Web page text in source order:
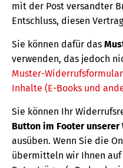
mit der Post versandter
Entschluss, diesen
Sie können dafür das
verwenden, das jedoch
Muster-
Inhalte (E-Books und
Sie können Ihr
Button im Footer unserer
ausüben. Wenn Sie die
übermitteln wir Ihnen